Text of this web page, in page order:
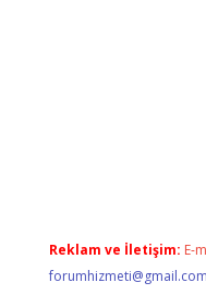
Reklam ve İletişim: E-
forumhizmeti@gmail.com